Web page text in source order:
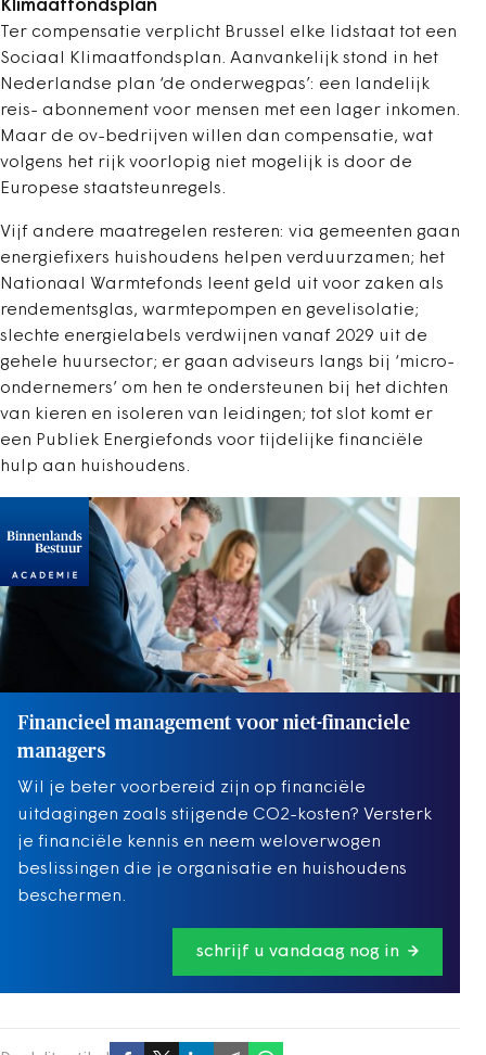
Klimaatfondsplan
Ter compensatie verplicht Brussel elke lidstaat tot een
Sociaal Klimaatfondsplan. Aanvankelijk stond in het
Nederlandse plan ‘de onderwegpas’: een landelijk
reis- abonnement voor mensen met een lager inkomen.
Maar de ov-bedrijven willen dan compensatie, wat
volgens het rijk voorlopig niet mogelijk is door de
Europese staatsteunregels.
Vijf andere maatregelen resteren: via gemeenten gaan
energiefixers huishoudens helpen verduurzamen; het
Nationaal Warmtefonds leent geld uit voor zaken als
rendementsglas, warmtepompen en gevelisolatie;
slechte energielabels verdwijnen vanaf 2029 uit de
gehele huursector; er gaan adviseurs langs bij ‘micro-
ondernemers’ om hen te ondersteunen bij het dichten
van kieren en isoleren van leidingen; tot slot komt er
een Publiek Energiefonds voor tijdelijke financiële
hulp aan huishoudens.
Financieel management voor niet-financiele
managers
Wil je beter voorbereid zijn op financiële
uitdagingen zoals stijgende CO2-kosten? Versterk
je financiële kennis en neem weloverwogen
beslissingen die je organisatie en huishoudens
beschermen.
schrijf u vandaag nog in